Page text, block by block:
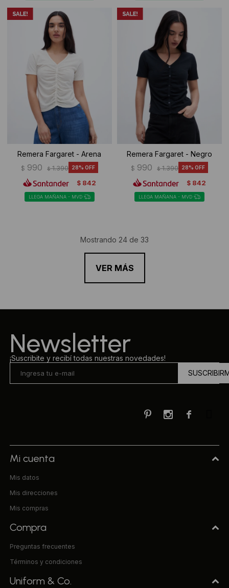
Remera Fargaret - Arena
$ 990 $ 1.390 28
$ 842
LLEGA MAÑANA - MVD
Remera Fargaret - Negro
$ 990 $ 1.390 28
$ 842
LLEGA MAÑANA - MVD
Mostrando 24 de 33
VER MÁS
Newsletter
¡Suscribite y recibí todas nuestras novedades!

 
Mi cuenta
Mis datos
Mis direcciones
Mis compras
Compra
Preguntas frecuentes
Términos y condiciones
Uniform & Co.